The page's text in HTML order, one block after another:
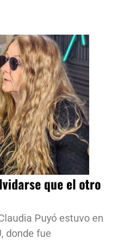
que el otro
Puyó estuvo en
donde fue